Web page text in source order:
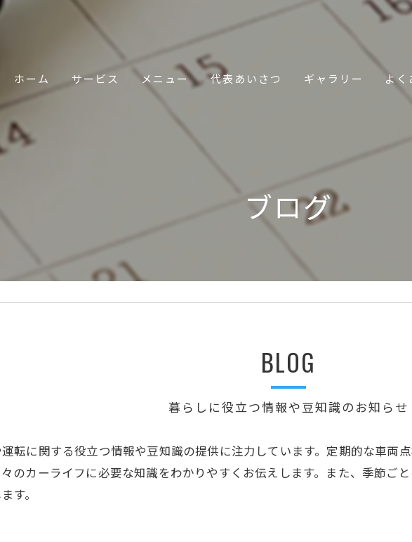
ホーム サービス メニュー 代表あいさつ ギャラリー よく
ブログ
BLOG
暮らしに役立つ情報や豆知識のお知らせ
転に関する役立つ情報や豆知識の提供に注力しています。定期的な車両
のカーライフに必要な知識をわかりやすくお伝えします。また、季節ご
す。